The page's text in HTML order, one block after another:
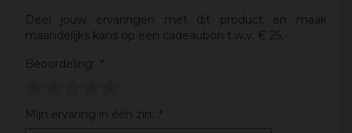
Deel jouw ervaringen met dit product en maak
maandelijks kans op een cadeaubon t.w.v. € 25,-
Beoordeling:
*
Mijn ervaring in één zin: *